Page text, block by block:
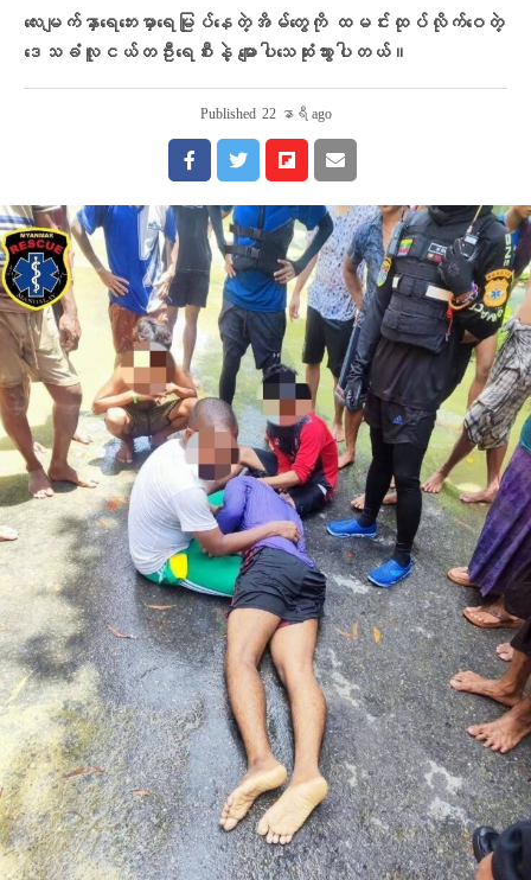
လေးမျက်နှာရေဘေးမှာရေမြုပ်နေတဲ့အိမ်တွေကို ထမင်းထုပ်လိုက်ဝေတဲ့
ဒေသခံလူငယ်တဦးရေစီးနဲ့ မျောပါသေဆုံးသွားပါတယ်။
Published 22 နာရီ ago